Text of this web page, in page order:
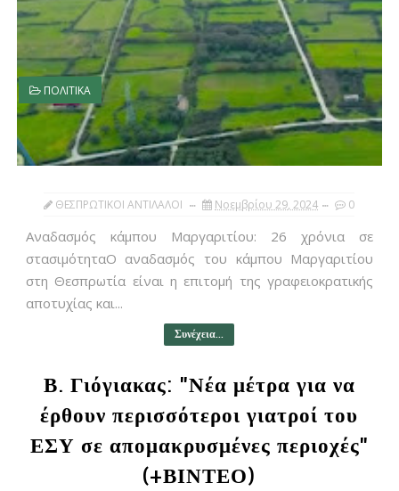
ΠΟΛΙΤΙΚΑ
ΘΕΣΠΡΩΤΙΚΟΙ ΑΝΤΙΛΑΛΟΙ Νοεμβρίου 29, 2024 0
Αναδασμός κάμπου Μαργαριτίου: 26 χρόνια σε
στασιμότηταΟ αναδασμός του κάμπου Μαργαριτίου
στη Θεσπρωτία είναι η επιτομή της γραφειοκρατικής
αποτυχίας και...
Συνέχεια...
Β. Γιόγιακας: "Νέα μέτρα για να
έρθουν περισσότεροι γιατροί του
ΕΣΥ σε απομακρυσμένες περιοχές"
(+ΒΙΝΤΕΟ)